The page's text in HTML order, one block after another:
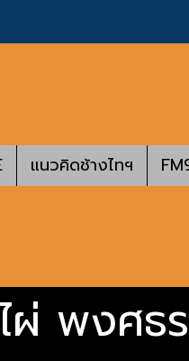
แนวคิดช้างไทฯ
พงศธ